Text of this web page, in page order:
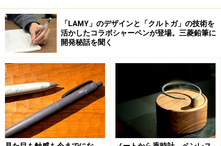
ほぼ日「富江 Smirk」（オリジナル、文庫サイズ）。本体＋
カバーセット価格：6710円～7700円（税込）
第1位は、現代ホラーマンガの第一人者、伊藤潤二さん
の代表作の1つ『富江』とほぼ日手帳がコラボしたシリ
ーズから、オリジナル用のカバー「富江 Smirk」です。
実際のところ、筆者の個人的な好みというのもあるので
すが、1997年に初めて『伊藤潤二恐怖マンガ
「LAMY」のデザインと「クルトガ」の技術を
活かしたコラボシャーペンが登場。三菱鉛筆に
開発秘話を聞く